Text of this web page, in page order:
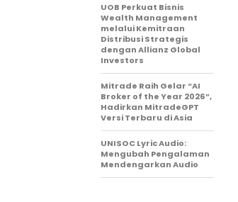
UOB Perkuat Bisnis
Wealth Management
melalui Kemitraan
Distribusi Strategis
dengan Allianz Global
Investors
Mitrade Raih Gelar “AI
Broker of the Year 2026”,
Hadirkan MitradeGPT
Versi Terbaru di Asia
UNISOC Lyric Audio:
Mengubah Pengalaman
Mendengarkan Audio